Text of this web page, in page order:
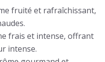
fruité et rafraîchissant,
frais et intense, offrant
intense.